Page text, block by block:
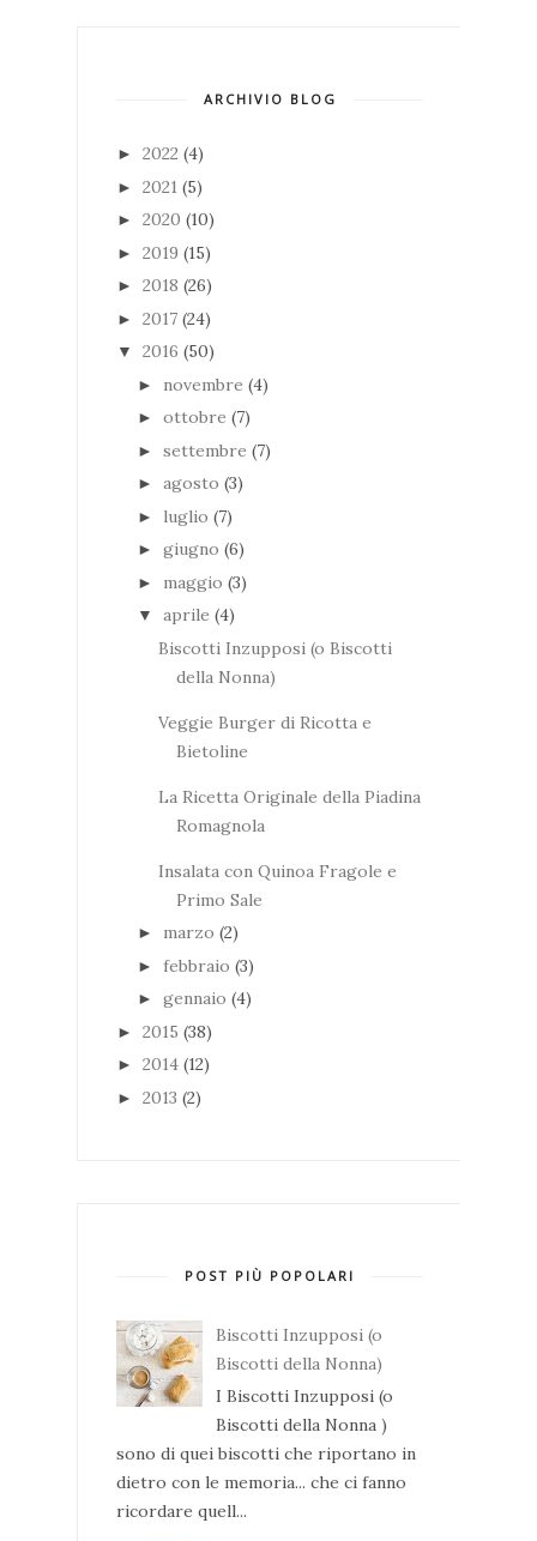
ARCHIVIO BLOG
► 2022 (4)
► 2021 (5)
► 2020 (10)
► 2019 (15)
► 2018 (26)
► 2017 (24)
▼ 2016 (50)
► novembre (4)
► ottobre (7)
► settembre (7)
► agosto (3)
► luglio (7)
► giugno (6)
► maggio (3)
▼ aprile (4)
Biscotti Inzupposi (o Biscotti
della Nonna)
Veggie Burger di Ricotta e
Bietoline
La Ricetta Originale della Piadina
Romagnola
Insalata con Quinoa Fragole e
Primo Sale
► marzo (2)
► febbraio (3)
► gennaio (4)
► 2015 (38)
► 2014 (12)
► 2013 (2)
POST PIÙ POPOLARI
Biscotti Inzupposi (o
Biscotti della Nonna)
I Biscotti Inzupposi (o
Biscotti della Nonna )
sono di quei biscotti che riportano in
dietro con le memoria... che ci fanno
ricordare quell...